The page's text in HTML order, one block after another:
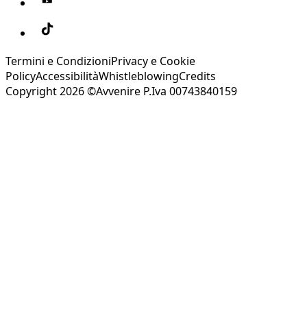
Termini e CondizioniPrivacy e Cookie
PolicyAccessibilitàWhistleblowingCredits
Copyright 2026 ©Avvenire P.Iva 00743840159